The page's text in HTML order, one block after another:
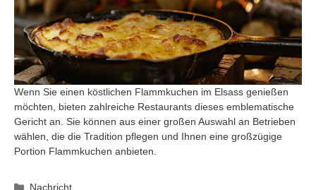
Wenn Sie einen köstlichen Flammkuchen im Elsass genießen
möchten, bieten zahlreiche Restaurants dieses emblematische
Gericht an. Sie können aus einer großen Auswahl an Betrieben
wählen, die die Tradition pflegen und Ihnen eine großzügige
Portion Flammkuchen anbieten.
Kategorien
Nachricht